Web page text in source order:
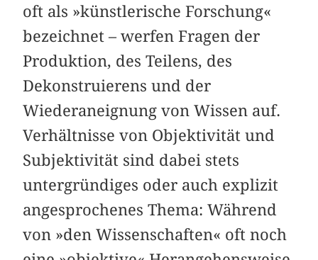
oft als »künstlerische Forschung«
bezeichnet – werfen Fragen der
Produktion, des Teilens, des
Dekonstruierens und der
Wiederaneignung von Wissen auf.
Verhältnisse von Objektivität und
Subjektivität sind dabei stets
untergründiges oder auch explizit
angesprochenes Thema: Während
von »den Wissenschaften« oft noch